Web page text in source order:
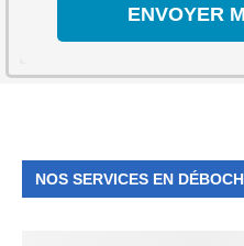
NOS SERVICES EN